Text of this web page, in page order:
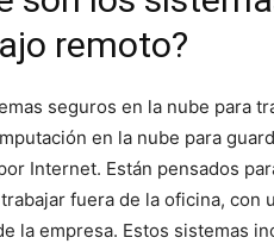
remoto?
seguros en la nube para
en la nube para
Internet. Están pensados
fuera de la oficina,
la empresa. Estos sistemas